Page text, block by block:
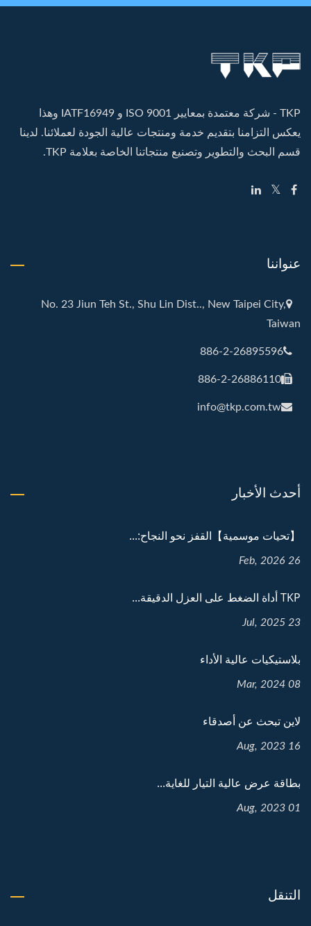
TKP - شركة معتمدة بمعايير ISO 9001 و IATF16949 وهذا
يعكس التزامنا بتقديم خدمة ومنتجات عالية الجودة لعملائنا. لدينا
قسم البحث والتطوير وتصنيع منتجاتنا الخاصة بعلامة TKP.
عنواننا
No. 23 Jiun Teh St., Shu Lin Dist.., New Taipei City,
Taiwan
886-2-26895596
886-2-26886110
info@tkp.com.tw
أحدث الأخبار
【تحيات موسمية】القفز نحو النجاح:...
26 Feb, 2026
TKP أداة الضغط على العزل الدقيقة...
23 Jul, 2025
بلاستيكيات عالية الأداء
08 Mar, 2024
لاين تبحث عن أصدقاء
16 Aug, 2023
بطاقة عرض عالية التيار للغاية...
01 Aug, 2023
التنقل